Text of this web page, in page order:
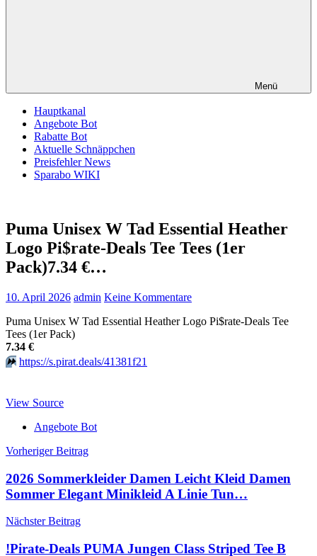
Menü
Hauptkanal
Angebote Bot
Rabatte Bot
Aktuelle Schnäppchen
Preisfehler News
Sparabo WIKI
Puma Unisex W Tad Essential Heather
Logo Pi$rate-Deals Tee Tees (1er
Pack)7.34 €…
10. April 2026 admin Keine Kommentare
Puma Unisex W Tad Essential Heather Logo Pi$rate-Deals Tee
Tees (1er Pack)
7.34 €
⏩️ https://s.pirat.deals/41381f21
View Source
Angebote Bot
Beitragsnavigation
Vorheriger Beitrag
2026 Sommerkleider Damen Leicht Kleid Damen
Sommer Elegant Minikleid A Linie Tun…
Nächster Beitrag
!Pirate-Deals PUMA Jungen Class Striped Tee B